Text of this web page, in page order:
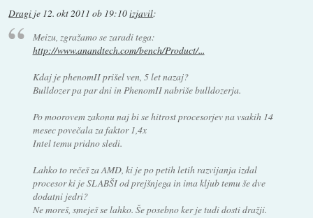
Dragi je 12. okt 2011 ob 19:10izjavil:
Meizu, zgražamo se zaradi tega:
http://www.anandtech.com/bench/Product/...
Kdaj je phenomII prišel ven, 5 let nazaj?
Bulldozer pa par dni in PhenomII nabriše bulldozerja.
Po moorovem zakonu naj bi se hitrost procesorjev na vsakih 14
mesec povečala za faktor 1,4x
Intel temu pridno sledi.
Lahko to rečeš za AMD, ki je po petih letih razvijanja izdal
procesor ki je SLABŠI od prejšnjega in ima kljub temu še dve
dodatni jedri?
Ne moreš, smeješ se lahko. Še posebno ker je tudi dosti dražji.